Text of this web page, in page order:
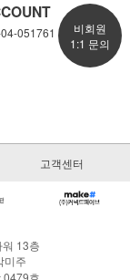
051761
비회원
1:1 문의
고객센터
13층
주